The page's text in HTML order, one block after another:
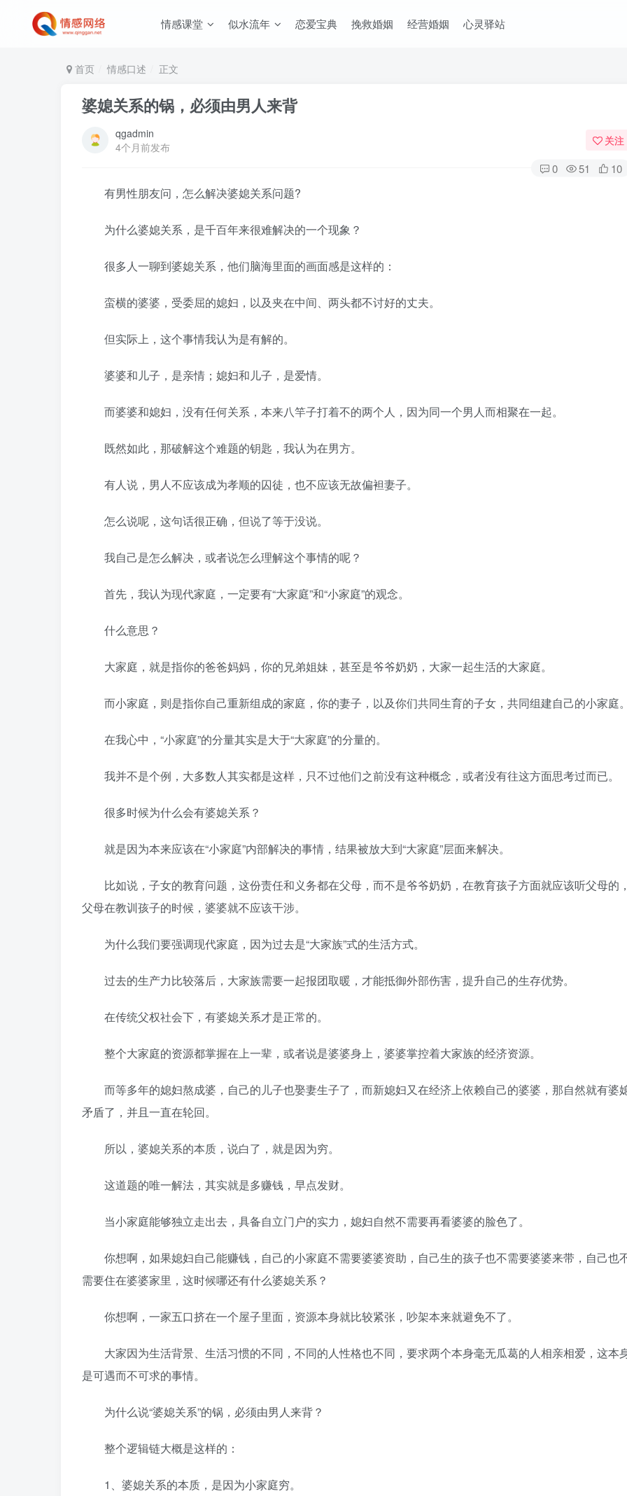
情感课堂 似水流年 恋爱宝典 挽救婚姻 经营婚姻 心灵驿站
首页 情感口述 正文
婆媳关系的锅，必须由男人来背
qgadmin
4个月前发布
关注
0 51 10
有男性朋友问，怎么解决婆媳关系问题?
为什么婆媳关系，是千百年来很难解决的一个现象？
很多人一聊到婆媳关系，他们脑海里面的画面感是这样的：
蛮横的婆婆，受委屈的媳妇，以及夹在中间、两头都不讨好的丈夫。
但实际上，这个事情我认为是有解的。
婆婆和儿子，是亲情；媳妇和儿子，是爱情。
而婆婆和媳妇，没有任何关系，本来八竿子打着不的两个人，因为同一个男人而相聚在一起。
既然如此，那破解这个难题的钥匙，我认为在男方。
有人说，男人不应该成为孝顺的囚徒，也不应该无故偏袒妻子。
怎么说呢，这句话很正确，但说了等于没说。
我自己是怎么解决，或者说怎么理解这个事情的呢？
首先，我认为现代家庭，一定要有“大家庭”和“小家庭”的观念。
什么意思？
大家庭，就是指你的爸爸妈妈，你的兄弟姐妹，甚至是爷爷奶奶，大家一起生活的大家庭。
而小家庭，则是指你自己重新组成的家庭，你的妻子，以及你们共同生育的子女，共同组建自己的小家庭
在我心中，“小家庭”的分量其实是大于“大家庭”的分量的。
我并不是个例，大多数人其实都是这样，只不过他们之前没有这种概念，或者没有往这方面思考过而已。
很多时候为什么会有婆媳关系？
就是因为本来应该在“小家庭”内部解决的事情，结果被放大到“大家庭”层面来解决。
比如说，子女的教育问题，这份责任和义务都在父母，而不是爷爷奶奶，在教育孩子方面就应该听父母的
父母在教训孩子的时候，婆婆就不应该干涉。
为什么我们要强调现代家庭，因为过去是“大家族”式的生活方式。
过去的生产力比较落后，大家族需要一起报团取暖，才能抵御外部伤害，提升自己的生存优势。
在传统父权社会下，有婆媳关系才是正常的。
整个大家庭的资源都掌握在上一辈，或者说是婆婆身上，婆婆掌控着大家族的经济资源。
而等多年的媳妇熬成婆，自己的儿子也娶妻生子了，而新媳妇又在经济上依赖自己的婆婆，那自然就有婆
矛盾了，并且一直在轮回。
所以，婆媳关系的本质，说白了，就是因为穷。
这道题的唯一解法，其实就是多赚钱，早点发财。
当小家庭能够独立走出去，具备自立门户的实力，媳妇自然不需要再看婆婆的脸色了。
你想啊，如果媳妇自己能赚钱，自己的小家庭不需要婆婆资助，自己生的孩子也不需要婆婆来带，自己也
需要住在婆婆家里，这时候哪还有什么婆媳关系？
你想啊，一家五口挤在一个屋子里面，资源本身就比较紧张，吵架本来就避免不了。
大家因为生活背景、生活习惯的不同，不同的人性格也不同，要求两个本身毫无瓜葛的人相亲相爱，这本
是可遇而不可求的事情。
为什么说“婆媳关系”的锅，必须由男人来背？
整个逻辑链大概是这样的：
1、婆媳关系的本质，是因为小家庭穷。